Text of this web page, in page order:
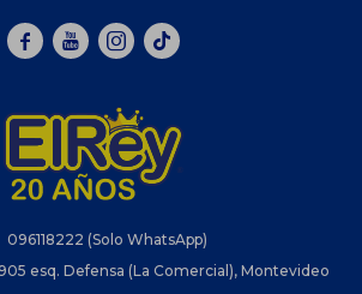
096118222 (Solo WhatsApp)
esq. Defensa (La Comercial), Montevideo
  